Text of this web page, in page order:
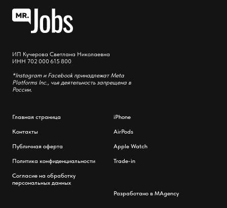
ИП Кучерова Светлана Николаевна
ИНН 702 000 615 800
*Instagram и Facebook принадлежат Meta
Platforms Inc., чья деятельность запрещена в
России.
Главная страница
Контакты
Публичная оферта
Политика конфиденциальности
Согласие на обработку
персональных данных
iPhone
AirPods
Apple Watch
Trade-in
Разработано в MAgency